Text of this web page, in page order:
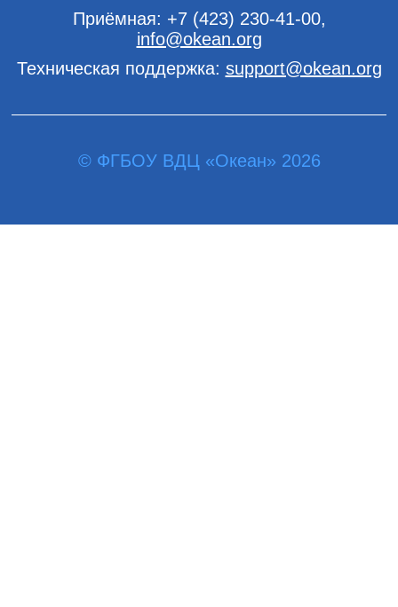
Приёмная: +7 (423) 230-41-00,
info@okean.org
Техническая поддержка: support@okean.org
© ФГБОУ ВДЦ «Океан» 2026